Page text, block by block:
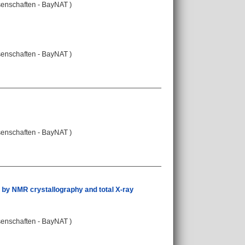
- BayNAT )
- BayNAT )
- BayNAT )
NMR crystallography and total X-ray
- BayNAT )